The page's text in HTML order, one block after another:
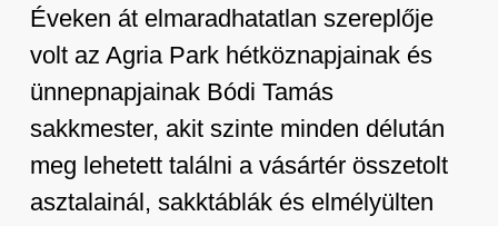
Éveken át elmaradhatatlan szereplője
volt az Agria Park hétköznapjainak és
ünnepnapjainak Bódi Tamás
sakkmester, akit szinte minden délután
meg lehetett találni a vásártér összetolt
asztalainál, sakktáblák és elmélyülten